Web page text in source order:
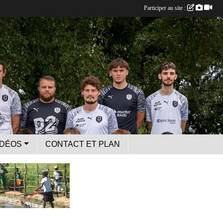
CONTACT ET PLAN
Participer au site :